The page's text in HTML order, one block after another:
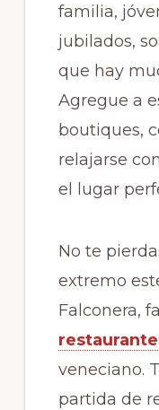
familia,
jubilados,
que hay
Agregue a
boutiques,
relajarse
el lugar
No te
extremo
Falconera,
veneciano.
partida de